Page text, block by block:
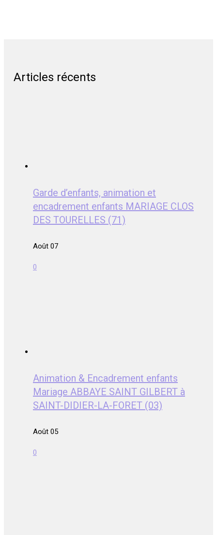
Articles récents
Garde d’enfants, animation et
encadrement enfants MARIAGE CLOS
DES TOURELLES (71)
Août 07
0
Animation & Encadrement enfants
Mariage ABBAYE SAINT GILBERT à
SAINT-DIDIER-LA-FORET (03)
Août 05
0